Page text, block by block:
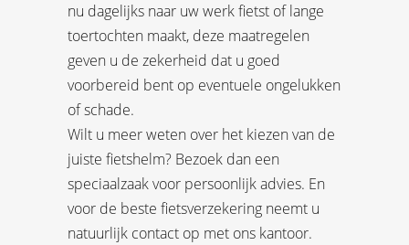
nu dagelijks naar uw werk fietst of lange
toertochten maakt, deze maatregelen
geven u de zekerheid dat u goed
voorbereid bent op eventuele ongelukken
of schade.
Wilt u meer weten over het kiezen van de
juiste fietshelm? Bezoek dan een
speciaalzaak voor persoonlijk advies. En
voor de beste fietsverzekering neemt u
natuurlijk contact op met ons kantoor.